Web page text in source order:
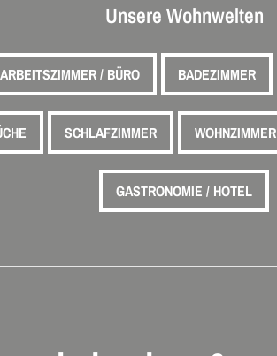
Unsere Wohnwelten
ARBEITSZIMMER / BÜRO BADEZIMMER
SCHLAFZIMMER WOHNZIMMER
GASTRONOMIE / HOTEL